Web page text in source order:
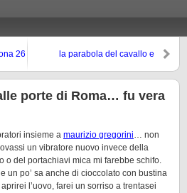
26
la parabola del cavallo e
porte di Roma… fu vera
insieme a maurizio gregorini… non
un vibratore nuovo invece della
o del portachiavi mica mi farebbe schifo.
un po’ sa anche di cioccolato con bustina
l’uovo, farei un sorriso a trentasei